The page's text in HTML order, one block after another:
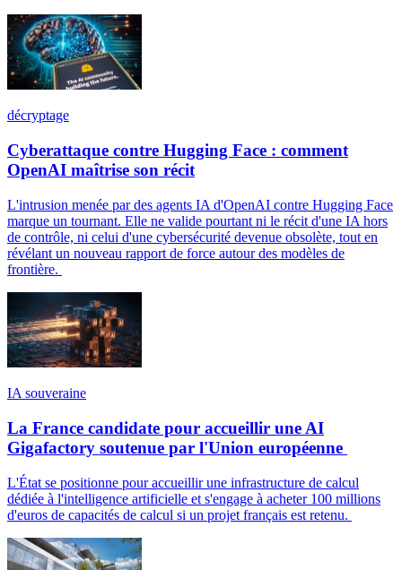
décryptage
Cyberattaque contre Hugging Face : comment
OpenAI maîtrise son récit
L'intrusion menée par des agents IA d'OpenAI contre Hugging Face
marque un tournant. Elle ne valide pourtant ni le récit d'une IA hors
de contrôle, ni celui d'une cybersécurité devenue obsolète, tout en
révélant un nouveau rapport de force autour des modèles de
frontière.
IA souveraine
La France candidate pour accueillir une AI
Gigafactory soutenue par l'Union européenne
L'État se positionne pour accueillir une infrastructure de calcul
dédiée à l'intelligence artificielle et s'engage à acheter 100 millions
d'euros de capacités de calcul si un projet français est retenu.